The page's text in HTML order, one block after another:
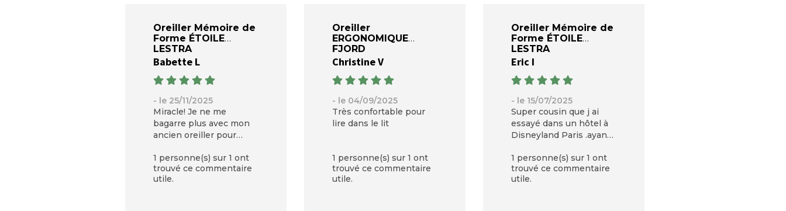
Oreiller Mémoire de
Forme ÉTOILE
LESTRA
Babette L
- le 25/11/2025
Miracle! Je ne me
bagarre plus avec mon
ancien oreiller pour
position, je ne suis plus
réveillée plusieurs fois
par nuit par les douleurs
1 personne(s) sur 1 ont
trouvé ce commentaire
utile.
Oreiller
ERGONOMIQUE
FJORD
Christine V
- le 04/09/2025
Très confortable pour
lire dans le lit
1 personne(s) sur 1 ont
trouvé ce commentaire
utile.
Oreiller Mémoire de
Forme ÉTOILE
LESTRA
Eric I
- le 15/07/2025
Super cousin que j ai
essayé dans un hôtel à
Disneyland Paris .ayant
permet de dormir une
nuit complète
1 personne(s) sur 1 ont
trouvé ce commentaire
utile.